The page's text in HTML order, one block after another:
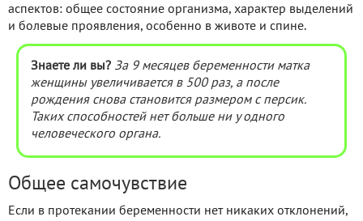
аспектов: общее состояние организма, характер выделений
и болевые проявления, особенно в животе и спине.
Знаете ли вы? За 9 месяцев беременности матка
женщины увеличивается в 500 раз, а после
рождения снова становится размером с персик.
Таких способностей нет больше ни у одного
человеческого органа.
Общее самочувствие
Если в протекании беременности нет никаких отклонений,